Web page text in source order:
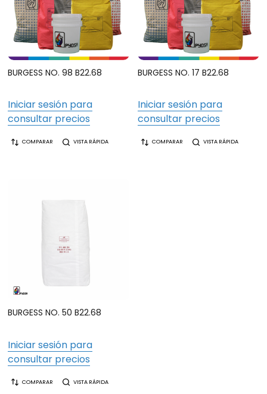
BURGESS NO. 98 B22.68
Iniciar sesión para
consultar precios
COMPARAR VISTA RÁPIDA
BURGESS NO. 17 B22.68
Iniciar sesión para
consultar precios
COMPARAR VISTA RÁPIDA
BURGESS NO. 50 B22.68
Iniciar sesión para
consultar precios
COMPARAR VISTA RÁPIDA